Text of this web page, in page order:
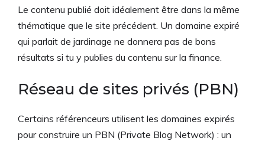
Le contenu publié doit idéalement être dans la même
thématique que le site précédent. Un domaine expiré
qui parlait de jardinage ne donnera pas de bons
résultats si tu y publies du contenu sur la finance.
Réseau de sites privés (PBN)
Certains référenceurs utilisent les domaines expirés
pour construire un PBN (Private Blog Network) : un